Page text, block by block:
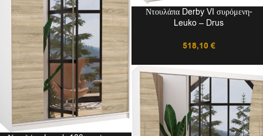
Ντουλάπα Derby VI συρόμενη-
Leuko – Drus
518,10 €